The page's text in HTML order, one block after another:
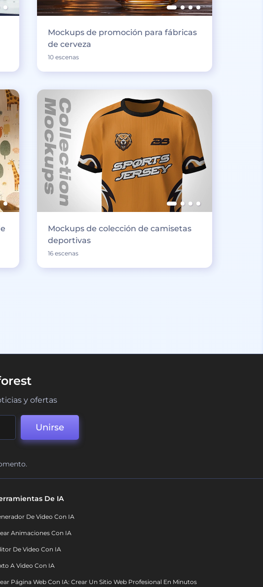
Mockups de promoción para fábricas
de cerveza
10 escenas
Mockups de colección de camisetas
deportivas
16 escenas
y ofertas
Unirse
De IA
De Video Con IA
Animaciones Con IA
De Video Con IA
A Video Con IA
Página Web Con IA: Crear Un Sitio Web Profesional En Minutos